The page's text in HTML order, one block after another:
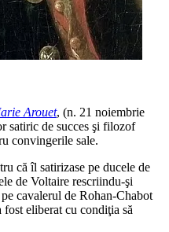
Arouet, (n. 21 noiembrie
satiric de succes şi filozof
convingerile sale.
că îl satirizase pe ducele de
de Voltaire rescriindu-şi
cavalerul de Rohan-Chabot
eliberat cu condiţia să